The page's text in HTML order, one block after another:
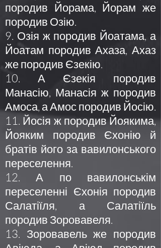
породив Йорама, Йорам же
породив Озію.
9. Озія ж породив Йоатама, а
Йоатам породив Ахаза, Ахаз
же породив Єзекію.
10. А Єзекія породив
Манасію, Манасія ж породив
Амоса, а Амос породив Йосію.
11. Йосія ж породив Йоякима,
Йояким породив Єхонію й
братів його за вавилонського
переселення.
12. А по вавилонськім
переселенні Єхонія породив
Салатіїля, а Салатіїль
породив Зоровавеля.
13. Зоровавель же породив